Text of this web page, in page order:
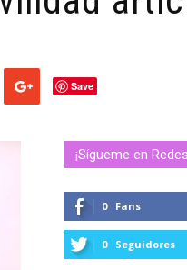
Save
¡Sígueme en
0 Fans
0 Seguidores